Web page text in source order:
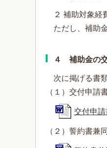
２ 補助対象経
ただし、補助
４ 補助金の
次に掲げる書
（１）交付申請
交付申
（２）誓約書兼